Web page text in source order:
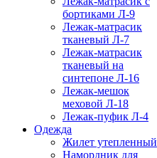
бортиками Л-9
Лежак-матрасик
тканевый Л-7
Лежак-матрасик
тканевый на
синтепоне Л-16
Лежак-мешок
меховой Л-18
Лежак-пуфик Л-4
Одежда
Жилет утепленный
Намордник для